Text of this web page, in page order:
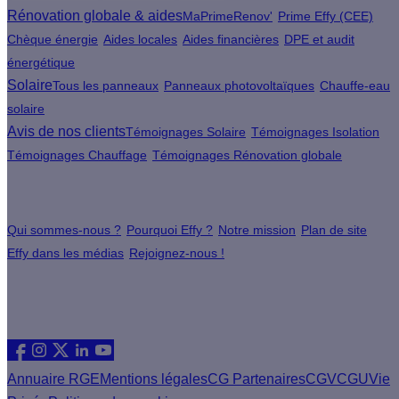
Rénovation globale & aidesMaPrimeRenov' Prime Effy (CEE)
Chèque énergie Aides locales Aides financières DPE et audit
énergétique
SolaireTous les panneaux Panneaux photovoltaïques Chauffe-eau
solaire
Avis de nos clientsTémoignages Solaire Témoignages Isolation
Témoignages Chauffage Témoignages Rénovation globale
Qui sommes-nous ? Pourquoi Effy ? Notre mission Plan de site
Effy dans les médias Rejoignez-nous !
Annuaire RGEMentions légalesCG PartenairesCGVCGUVie